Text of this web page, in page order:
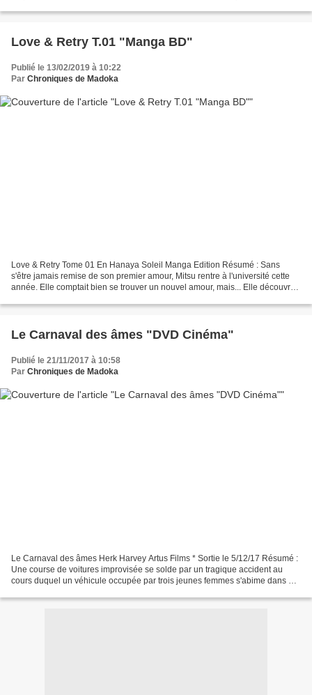
Love & Retry T.01 "Manga BD"
Publié le 13/02/2019 à 10:22
Par Chroniques de Madoka
Love & Retry Tome 01 En Hanaya Soleil Manga Edition Résumé : Sans
s'être jamais remise de son premier amour, Mitsu rentre à l'université cette
année. Elle comptait bien se trouver un nouvel amour, mais... Elle découvre
Le Carnaval des âmes "DVD Cinéma"
Publié le 21/11/2017 à 10:58
Par Chroniques de Madoka
Le Carnaval des âmes Herk Harvey Artus Films * Sortie le 5/12/17 Résumé :
Une course de voitures improvisée se solde par un tragique accident au
cours duquel un véhicule occupée par trois jeunes femmes s'abime dans un